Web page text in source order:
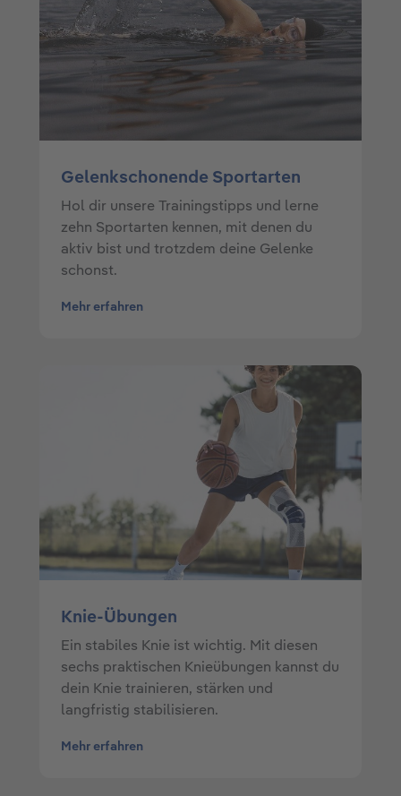
Gelenkschonende Sportarten
Hol dir unsere Trainingstipps und lerne
zehn Sportarten kennen, mit denen du
aktiv bist und trotzdem deine Gelenke
schonst.
Mehr erfahren
Knie-Übungen
Ein stabiles Knie ist wichtig. Mit diesen
sechs praktischen Knieübungen kannst du
dein Knie trainieren, stärken und
langfristig stabilisieren.
Mehr erfahren